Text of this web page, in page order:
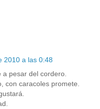
2010 a las 0:48
a pesar del cordero.
con caracoles promete.